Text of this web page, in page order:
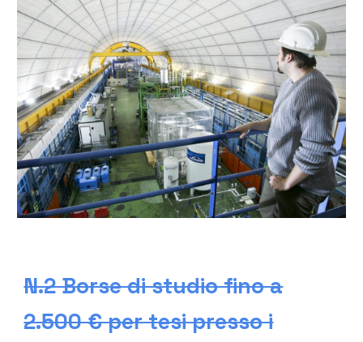
N.2 Borse di studio fino a
2.500 € per tesi presso i